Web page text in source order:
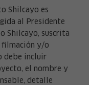
Shilcayo es
al Presidente
Shilcayo, suscrita
filmación y/o
debe incluir
el nombre y
detalle